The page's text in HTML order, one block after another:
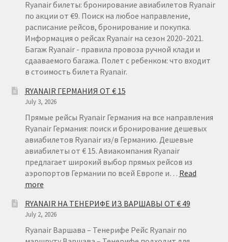
Ryanair билеты: бронирование авиабилетов Ryanair
по акции от €9. Поиск на любое направление,
расписание рейсов, бронирование и покупка.
Информация о рейсах Ryanair на сезон 2020-2021.
Багаж Ryanair - правила провоза ручной клади и
сдааваемого багажа. Полет с ребенком: что входит
в стоимость билета Ryanair.
RYANAIR ГЕРМАНИЯ ОТ € 15
July 3, 2026
Прямые рейсы Ryanair Германия на все направления
Ryanair Германия: поиск и бронирование дешевых
авиабилетов Ryanair из/в Германию. Дешевые
авиабилеты от € 15. Авиакомпания Ryanair
предлагает широкий выбор прямых рейсов из
аэропортов Германии по всей Европе и… Read
more:
ГЕРМАНИЯ
ОТ
€
15
RYANAIR НА ТЕНЕРИФЕ ИЗ ВАРШАВЫ ОТ € 49
July 2, 2026
Ryanair Варшава – Тенерифе Рейс Ryanair по